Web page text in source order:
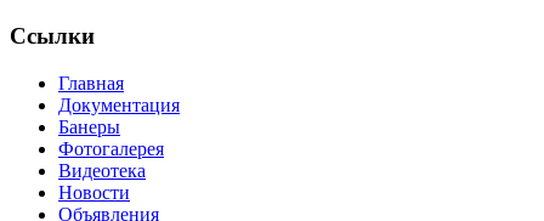
Ссылки
Главная
Документация
Банеры
Фотогалерея
Видеотека
Новости
Объявления